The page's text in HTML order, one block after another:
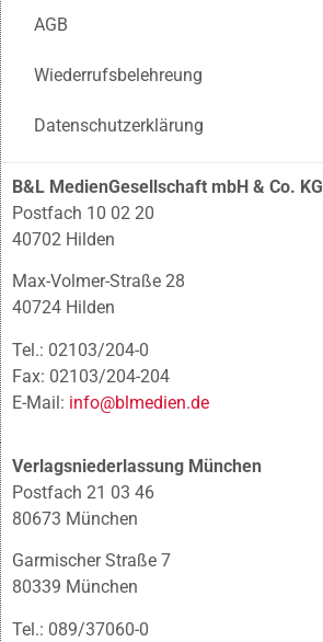
AGB
Wiederrufsbelehreung
Datenschutzerklärung
B&L MedienGesellschaft mbH & Co. KG
Postfach 10 02 20
40702 Hilden
Max-Volmer-Straße 28
40724 Hilden
Tel.: 02103/204-0
Fax: 02103/204-204
E-Mail: info@blmedien.de
Verlagsniederlassung München
Postfach 21 03 46
80673 München
Garmischer Straße 7
80339 München
Tel.: 089/37060-0